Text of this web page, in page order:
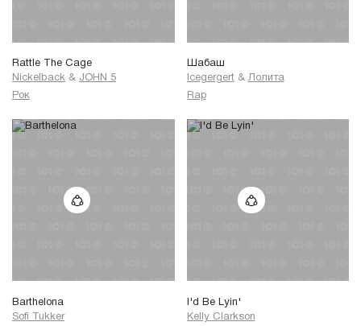
Rattle The Cage
Nickelback & JOHN 5
Рок
Шабаш
Icegergert & Лолита
Rap
Barthelona
Sofi Tukker
I'd Be Lyin'
Kelly Clarkson